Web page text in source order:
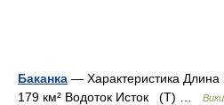
Баканка — Характеристика
179 км² Водоток Исток (Т) …